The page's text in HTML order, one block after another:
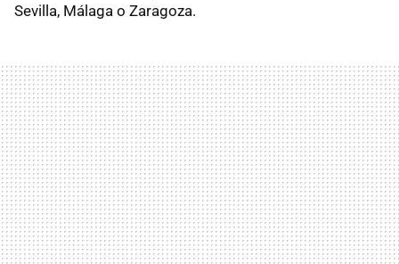
Sevilla, Málaga o Zaragoza.